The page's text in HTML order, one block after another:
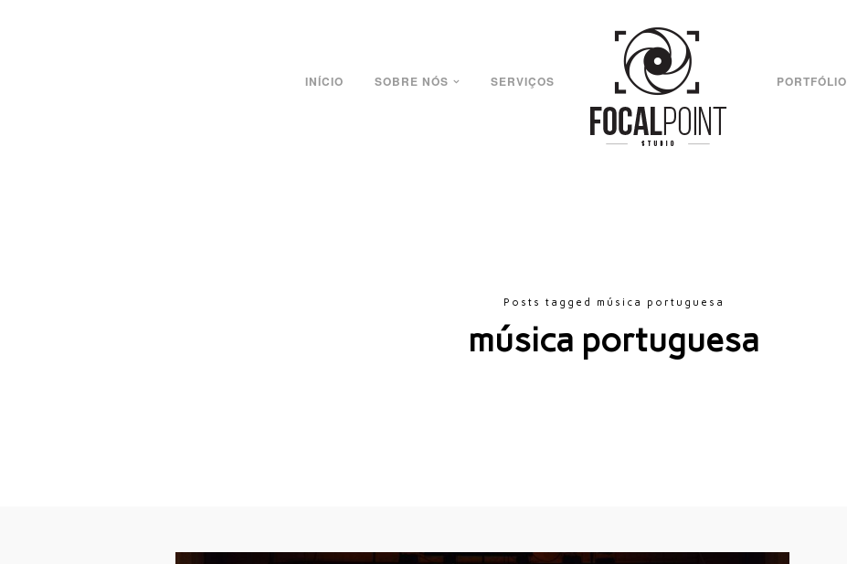
INÍCIO SOBRE NÓS SERVIÇOS PORTFÓLIO
Posts tagged música portuguesa
música portuguesa